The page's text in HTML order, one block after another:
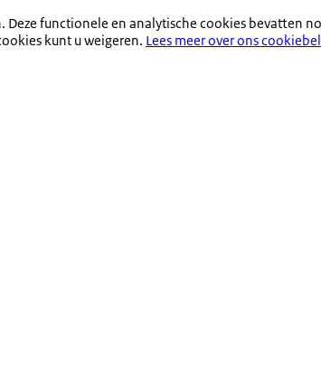
functionele en analytische cookies bevatten
kunt u weigeren. Lees meer over ons